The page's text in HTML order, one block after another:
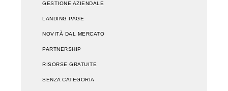
GESTIONE AZIENDALE
LANDING PAGE
NOVITÀ DAL MERCATO
PARTNERSHIP
RISORSE GRATUITE
SENZA CATEGORIA